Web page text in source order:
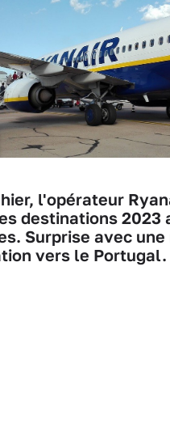
l'opérateur
destinations 2023
Surprise avec
vers le Portugal.